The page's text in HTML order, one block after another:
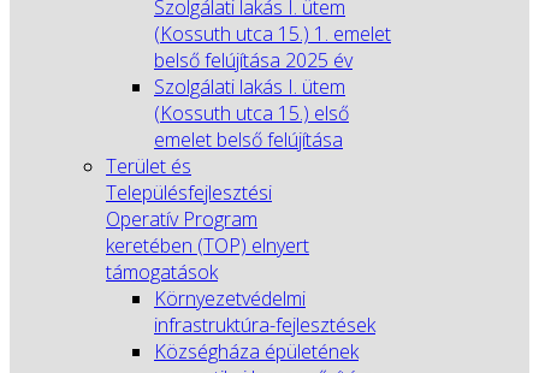
Szolgálati lakás I. ütem
(Kossuth utca 15.) 1. emelet
belső felújítása 2025 év
Szolgálati lakás I. ütem
(Kossuth utca 15.) első
emelet belső felújítása
Terület és
Településfejlesztési
Operatív Program
keretében (TOP) elnyert
támogatások
Környezetvédelmi
infrastruktúra-fejlesztések
Községháza épületének